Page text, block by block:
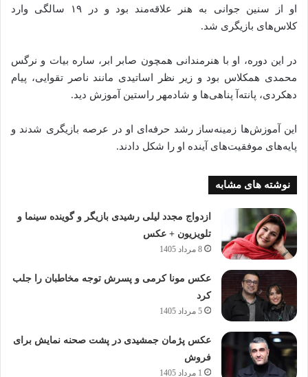
او از سنین جوانی به هنر علاقه‌مند بود و در ۱۹ سالگی وارد
کلاس‌های بازیگری شد.
در این دوره، او با هنرمندانی همچون صابر ابر، ساره بیات و نرگس
محمدی همکلاس بود و زیر نظر اساتیدی مانند ناصر تقوایی، پیام
دهکردی، پانته‌آ پناهی‌ها و شادمهر راستین آموزش دید.
این آموزش‌ها زمینه‌ساز رشد حرفه‌ای او در عرصه بازیگری شدند و
پایه‌های موفقیت‌های آینده او را شکل دادند.
نوشته های مشابه
ازدواج مجدد لیلی رشیدی بازیگر و گوینده سینما و
تلویزیون + عکس
8 مرداد 1405
عکس مونا کرمی و پسرش توجه مخاطبان را جلب
کرد
5 مرداد 1405
عکس پژمان جمشیدی در پشت صحنه نمایش برای
فروش
1 مرداد 1405